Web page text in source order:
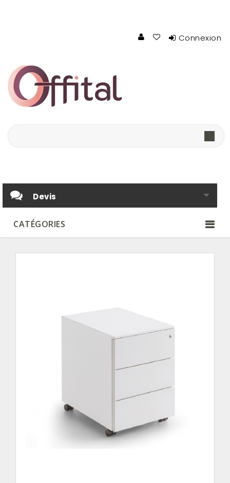
Connexion
Devis
CATÉGORIES